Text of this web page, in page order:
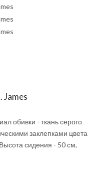
James
обивки - ткань серого
заклепками цвета
сидения - 50 см,